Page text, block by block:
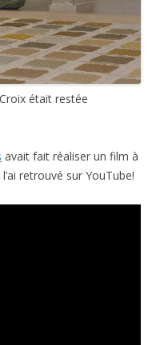
était restée
avait fait réaliser un film à
retrouvé sur YouTube!